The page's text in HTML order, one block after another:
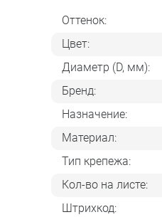
Оттенок:
Цвет:
Диаметр (D, мм):
Бренд:
Назначение:
Материал:
Тип крепежа:
Кол-во на листе:
Штрихкод: